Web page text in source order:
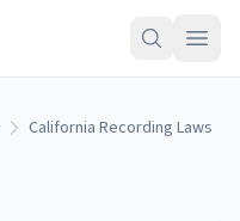
California Recording Laws